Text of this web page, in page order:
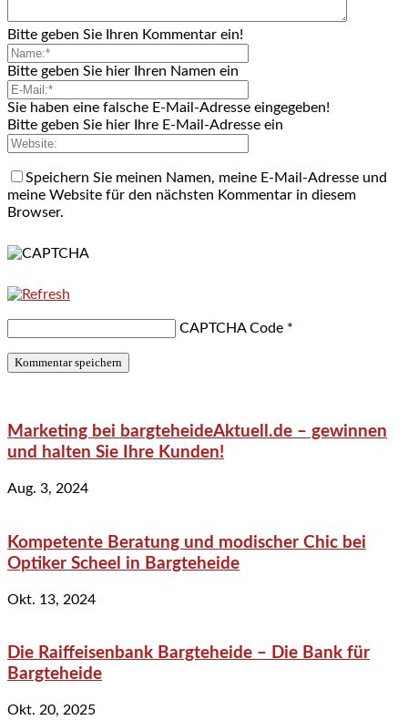
Bitte geben Sie Ihren Kommentar ein!
Bitte geben Sie hier Ihren Namen ein
Sie haben eine falsche E-Mail-Adresse eingegeben!
Bitte geben Sie hier Ihre E-Mail-Adresse ein
Speichern Sie meinen Namen, meine E-Mail-Adresse und
meine Website für den nächsten Kommentar in diesem
Browser.
CAPTCHA Code *
Marketing bei bargteheideAktuell.de – gewinnen
und halten Sie Ihre Kunden!
Aug. 3, 2024
Kompetente Beratung und modischer Chic bei
Optiker Scheel in Bargteheide
Okt. 13, 2024
Die Raiffeisenbank Bargteheide – Die Bank für
Bargteheide
Okt. 20, 2025